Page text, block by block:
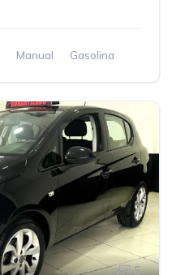
Manual Gasolina
5